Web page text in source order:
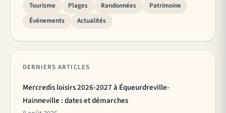
Tourisme Plages Randonnées
Patrimoine
Événements
Actualités
DERNIERS ARTICLES
Mercredis loisirs 2026-2027 à Équeurdreville-
Hainneville : dates et démarches